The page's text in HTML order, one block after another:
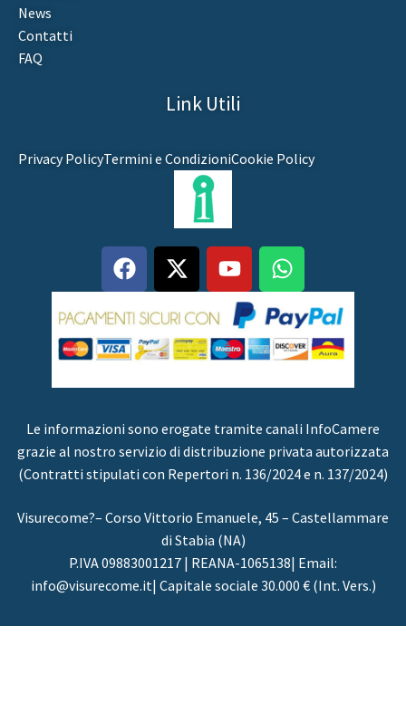
News
Contatti
FAQ
Link Utili
Privacy PolicyTermini e CondizioniCookie Policy
Le informazioni sono erogate tramite canali InfoCamere
grazie al nostro servizio di distribuzione privata autorizzata
(Contratti stipulati con Repertori n. 136/2024 e n. 137/2024)
Visurecome?– Corso Vittorio Emanuele, 45 – Castellammare
di Stabia (NA)
P.IVA 09883001217 | REANA-1065138| Email:
info@visurecome.it| Capitale sociale 30.000 € (Int. Vers.)